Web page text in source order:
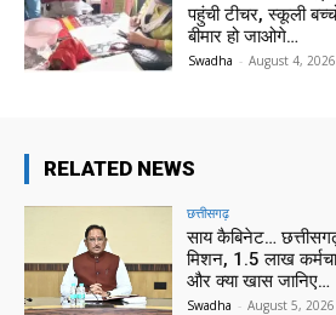
पहुंची टीचर, स्कूली
बीमार हो जाओगे…
Swadha - August 4, 2026
RELATED NEWS
छत्तीसगढ़
साय कैबिनेट…
मिशन, 1.5 लाख
और क्या खास जानिए…
Swadha - August 5, 2026